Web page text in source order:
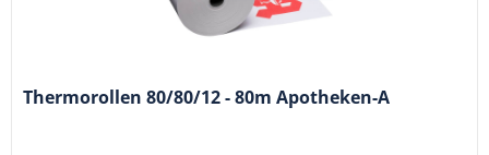
Thermorollen 80/80/12 - 80m Apotheken-A